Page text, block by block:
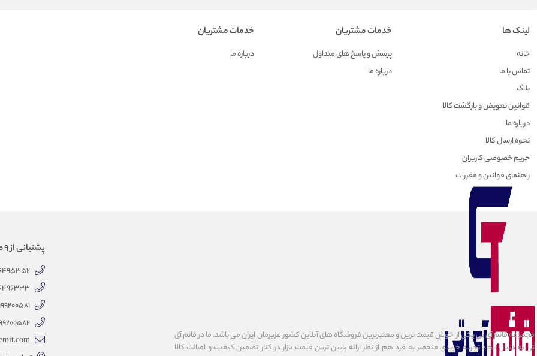
لینک ها
خانه
تماس با ما
بلاگ
قوانین تعویض و بازگشت کالا
درباره ما
نحوه ارسال کالا
حریم خصوصی کاربران
راهنمای قوانین و مقررات
خدمات مشتریان
پرسش و پاسخ های متداول
درباره ما
خدمات مشتریان
درباره ما
مجموعه قائم آی تی یکی از خوش قیمت ترین و معتبرترین فروشگاه های آنلاین کشور عزیزمان ایران می باشد. ما در قائم آی
تی به دنبال ایجاد تجربه خریدی منحصر به فرد هم از نظر ارائه پایین ترین قیمت بازار در کنار تضمین کیفیت و اصالت کالا
پشتیانی از 9 صبح الی 18 عصر